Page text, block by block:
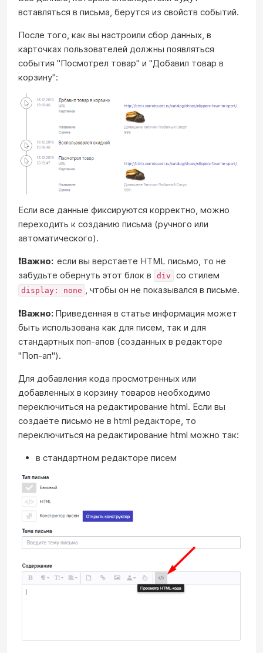
вставляться в письма, берутся из свойств событий.
После того, как вы настроили сбор данных, в
карточках пользователей должны появляться
события "Посмотрел товар" и "Добавил товар в
корзину":
Если все данные фиксируются корректно, можно
переходить к созданию письма (ручного или
автоматического).
❗Важно: если вы верстаете HTML письмо, то не
забудьте обернуть этот блок в
div со стилем
display: none , чтобы он не показывался в письме.
❗Важно: Приведенная в статье информация может
быть использована как для писем, так и для
стандартных поп-апов (созданных в редакторе
"Поп-ап").
Для добавления кода просмотренных или
добавленных в корзину товаров необходимо
переключиться на редактирование html. Если вы
создаёте письмо не в html редакторе, то
переключиться на редактирование html можно так:
в стандартном редакторе писем